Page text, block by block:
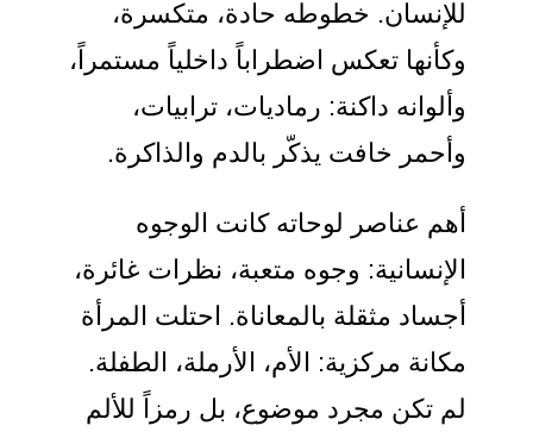
للإنسان. خطوطه حادة، متكسرة،
وكأنها تعكس اضطراباً داخلياً مستمراً،
وألوانه داكنة: رماديات، ترابيات،
وأحمر خافت يذكّر بالدم والذاكرة.
أهم عناصر لوحاته كانت الوجوه
الإنسانية: وجوه متعبة، نظرات غائرة،
أجساد مثقلة بالمعاناة. احتلت المرأة
مكانة مركزية: الأم، الأرملة، الطفلة.
لم تكن مجرد موضوع، بل رمزاً للألم